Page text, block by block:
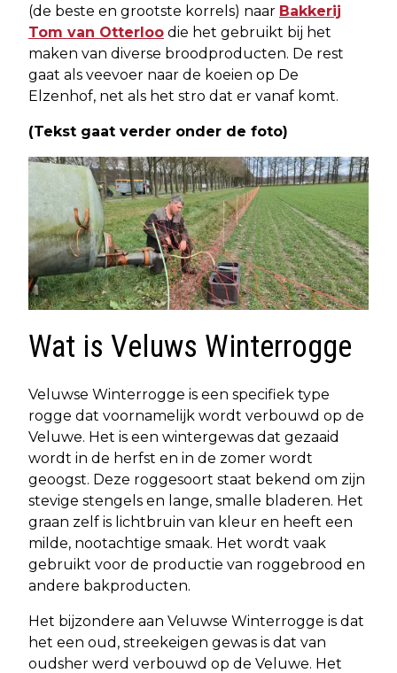
(de beste en grootste korrels) naar Bakkerij
Tom van Otterloo die het gebruikt bij het
maken van diverse broodproducten. De rest
gaat als veevoer naar de koeien op De
Elzenhof, net als het stro dat er vanaf komt.
(Tekst gaat verder onder de foto)
Wat is Veluws Winterrogge
Veluwse Winterrogge is een specifiek type
rogge dat voornamelijk wordt verbouwd op de
Veluwe. Het is een wintergewas dat gezaaid
wordt in de herfst en in de zomer wordt
geoogst. Deze roggesoort staat bekend om zijn
stevige stengels en lange, smalle bladeren. Het
graan zelf is lichtbruin van kleur en heeft een
milde, nootachtige smaak. Het wordt vaak
gebruikt voor de productie van roggebrood en
andere bakproducten.
Het bijzondere aan Veluwse Winterrogge is dat
het een oud, streekeigen gewas is dat van
oudsher werd verbouwd op de Veluwe. Het